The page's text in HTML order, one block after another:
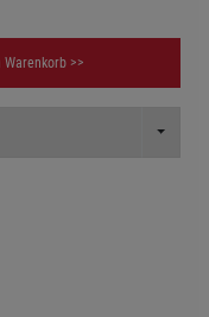
Warenkorb >>
Toggle